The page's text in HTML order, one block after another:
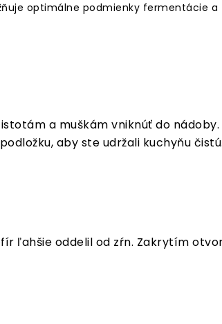
optimálne podmienky fermentácie
a muškám vniknúť do
aby ste udržali kuchyňu čistú.
ľahšie oddelil od zŕn. Zakrytím